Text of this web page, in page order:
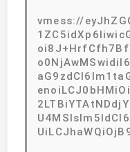
vmess://